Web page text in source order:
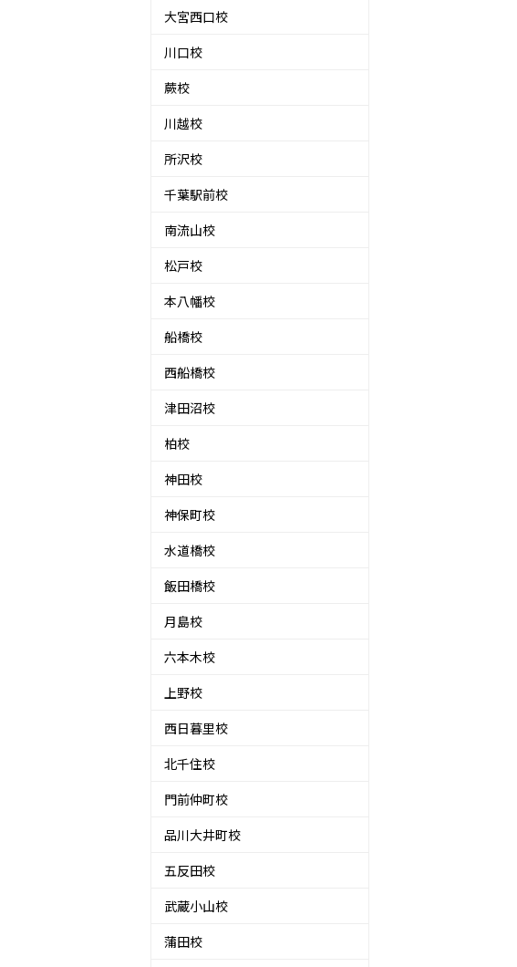
大宮西口校
川口校
蕨校
川越校
所沢校
千葉駅前校
南流山校
松戸校
本八幡校
船橋校
西船橋校
津田沼校
柏校
神田校
神保町校
水道橋校
飯田橋校
月島校
六本木校
上野校
西日暮里校
北千住校
門前仲町校
品川大井町校
五反田校
武蔵小山校
蒲田校